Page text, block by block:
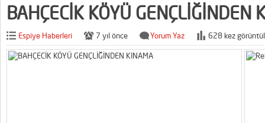
BAHÇECİK KÖYÜ GENÇLİĞİNDEN
Espiye Haberleri 7 yıl önce Yorum Yaz 628 kez